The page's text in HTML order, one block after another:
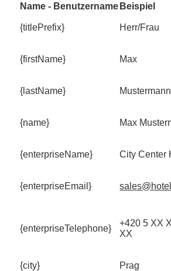
Name - Benutzername Beispiel
{titlePrefix} Herr/Frau
{firstName} Max
{lastName} Mustermann
{name} Max
{enterpriseName}
City Center
{enterpriseEmail}
{enterpriseTelephone}
+420 5 XX
XX
{city}
Prag